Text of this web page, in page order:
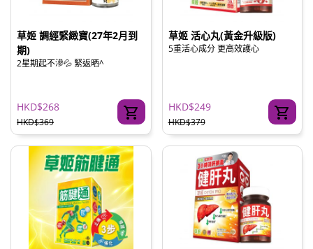
草姬 調經緊緻寶(27年2月到
期)
2星期起不滲💦 緊返晒^
HKD$268
HKD$369
草姬 活心丸(黃金升級版)
5重活心成分 更高效護心
HKD$249
HKD$379